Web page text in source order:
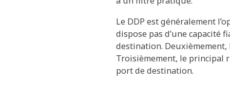
Le DDP est généralement
dispose pas d’une capacité
destination.
Troisièmement, le principal
port de destination.